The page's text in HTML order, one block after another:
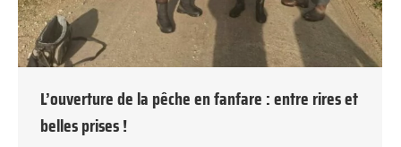
L’ouverture de la pêche en fanfare : entre rires et
belles prises !